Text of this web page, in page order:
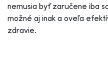
nemusia byť zaručene iba
možné aj inak a oveľa
zdravie.